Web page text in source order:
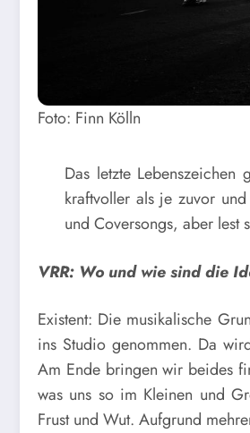
Foto: Finn Kölln
Das letzte
kraftvoller als je zuvor
und Coversongs, aber lest
VRR: Wo und wie sind die
Existent: Die musikalische
ins Studio genommen. Da
Am Ende bringen wir beides
was uns so im Kleinen und
Frust und Wut. Aufgrund